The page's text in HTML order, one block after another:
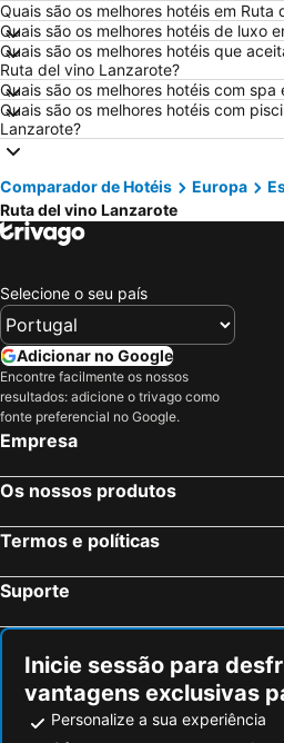
Hotéis em Sangenjo
Hotéis em Vilamoura
Hotéis em Roma
Hotéis em Sul de Espanha
Hotéis em Maiorca
Hotéis em Minorca
Hotéis em Ilha do Sal
Hotéis em Douro
Hotéis em Costa do Sol
Hotéis em Tenerife
Hotéis em São Miguel
Quais são os melhores hotéis em Ruta
Quais são os melhores hotéis de luxo
Quais são os melhores hotéis que
Ruta del vino Lanzarote?
Quais são os melhores hotéis com
Quais são os melhores hotéis com
Lanzarote?
Comparador de Hotéis Europa
Ruta del vino Lanzarote
Selecione o seu país
Adicionar no Google
Encontre facilmente os nossos
resultados: adicione o trivago como
fonte preferencial no Google.
Empresa
Os nossos produtos
Termos e políticas
Suporte
Inicie sessão para
vantagens exclusivas
Personalize a sua experiência